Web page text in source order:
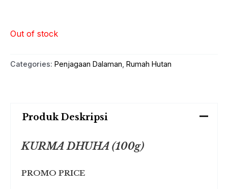
Out of stock
Categories: Penjagaan Dalaman Rumah Hutan
Produk Deskripsi
KURMA DHUHA (100g)
PROMO PRICE